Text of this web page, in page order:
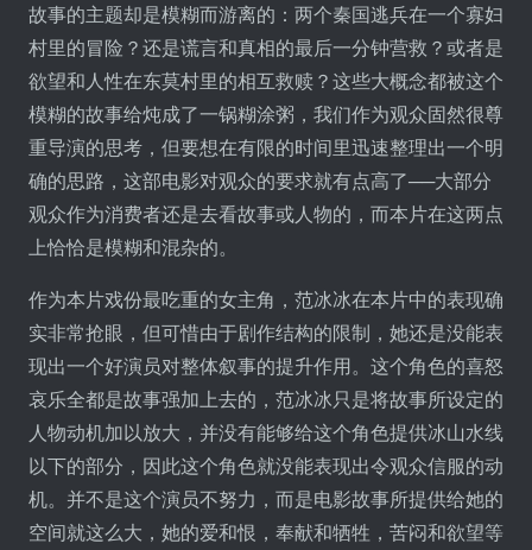
故事的主题却是模糊而游离的：两个秦国逃兵在一个寡妇
村里的冒险？还是谎言和真相的最后一分钟营救？或者是
欲望和人性在东莫村里的相互救赎？这些大概念都被这个
模糊的故事给炖成了一锅糊涂粥，我们作为观众固然很尊
重导演的思考，但要想在有限的时间里迅速整理出一个明
确的思路，这部电影对观众的要求就有点高了──大部分
观众作为消费者还是去看故事或人物的，而本片在这两点
上恰恰是模糊和混杂的。
作为本片戏份最吃重的女主角，范冰冰在本片中的表现确
实非常抢眼，但可惜由于剧作结构的限制，她还是没能表
现出一个好演员对整体叙事的提升作用。这个角色的喜怒
哀乐全都是故事强加上去的，范冰冰只是将故事所设定的
人物动机加以放大，并没有能够给这个角色提供冰山水线
以下的部分，因此这个角色就没能表现出令观众信服的动
机。并不是这个演员不努力，而是电影故事所提供给她的
空间就这么大，她的爱和恨，奉献和牺牲，苦闷和欲望等